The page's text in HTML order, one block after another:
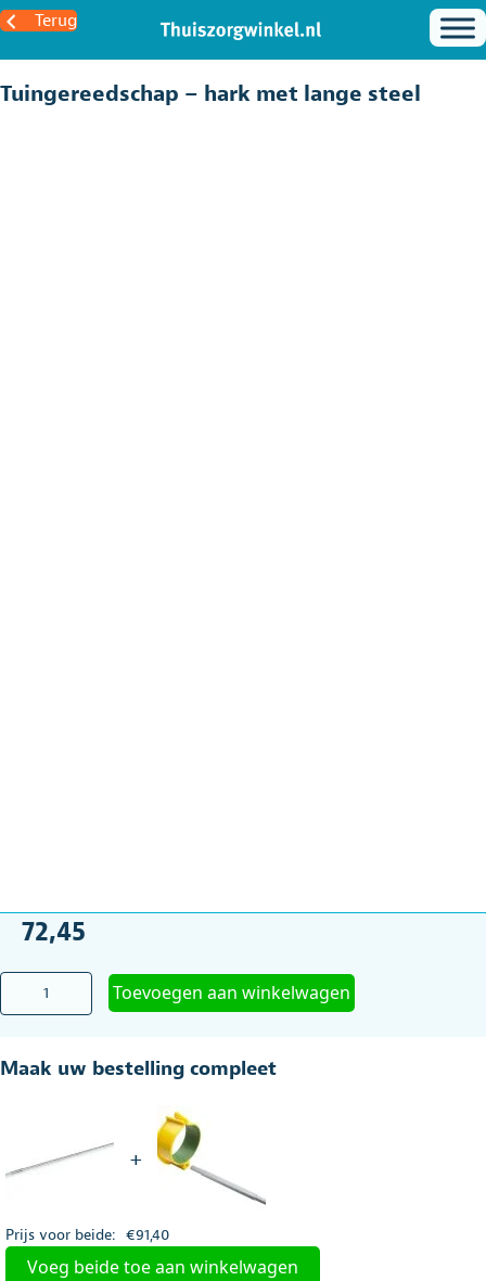
Terug
Tuingereedschap – hark met lange steel
72,45
Tuingereedschap
lange
Toevoegen aan winkelwagen
Maak uw bestelling compleet
+
Prijs voor beide: €91,40
Voeg beide toe aan winkelwagen